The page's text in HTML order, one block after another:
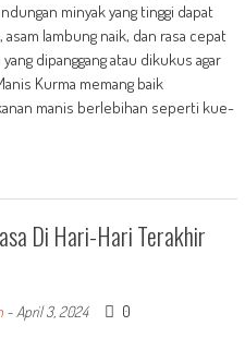
minyak yang tinggi dapat
lambung naik, dan rasa cepat
dipanggang atau dikukus agar
Kurma memang baik
manis berlebihan seperti kue-
Di Hari-Hari Terakhir
- April 3, 2024 0